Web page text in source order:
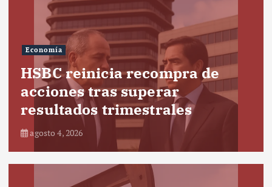
Economía
HSBC reinicia recompra de
acciones tras superar
resultados trimestrales
agosto 4, 2026